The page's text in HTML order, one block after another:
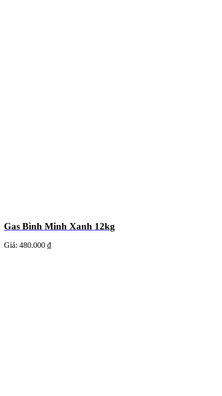
Gas Bình Minh Xanh 12kg
Giá: 480.000 ₫